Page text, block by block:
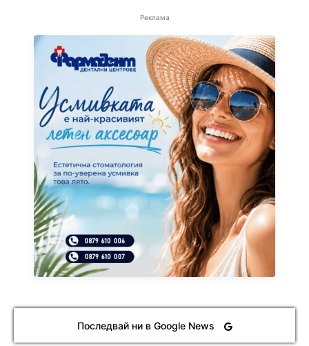
Реклама
Последвай ни в Google News